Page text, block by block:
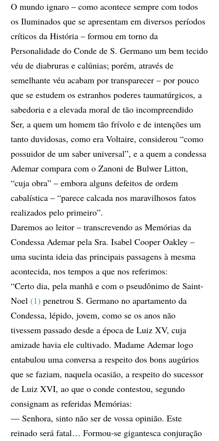
O mundo ignaro – como acontece sempre com todos
os Iluminados que se apresentam em diversos períodos
críticos da História – formou em torno da
Personalidade do Conde de S. Germano um bem tecido
véu de diabruras e calúnias; porém, através de
semelhante véu acabam por transparecer – por pouco
que se estudem os estranhos poderes taumatúrgicos, a
sabedoria e a elevada moral de tão incompreendido
Ser, a quem um homem tão frívolo e de intenções um
tanto duvidosas, como era Voltaire, considerou “como
possuidor de um saber universal”, e a quem a condessa
Ademar compara com o Zanoni de Bulwer Litton,
“cuja obra” – embora alguns defeitos de ordem
cabalística – “parece calcada nos maravilhosos fatos
realizados pelo primeiro”.
Daremos ao leitor – transcrevendo as Memórias da
Condessa Ademar pela Sra. Isabel Cooper Oakley –
uma sucinta ideia das principais passagens à mesma
acontecida, nos tempos a que nos referimos:
“Certo dia, pela manhã e com o pseudônimo de Saint-
Noel (1) penetrou S. Germano no apartamento da
Condessa, lépido, jovem, como se os anos não
tivessem passado desde a época de Luiz XV, cuja
amizade havia ele cultivado. Madame Ademar logo
entabulou uma conversa a respeito dos bons augúrios
que se faziam, naquela ocasião, a respeito do sucessor
de Luiz XVI, ao que o conde contestou, segundo
consignam as referidas Memórias:
— Senhora, sinto não ser de vossa opinião. Este
reinado será fatal… Formou-se gigantesca conjuração